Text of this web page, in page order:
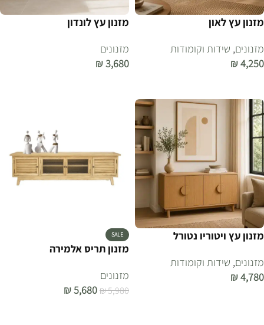
מזנון עץ לאון
מזנונים, שידות וקומודות
₪4,250
מזנון עץ לונדון
מזנונים
₪3,680
מזנון עץ ויטוריו נטורל
מזנונים, שידות וקומודות
₪4,780
SALE
מזנון תריס אלמירה
מזנונים
₪5,980
₪5,680